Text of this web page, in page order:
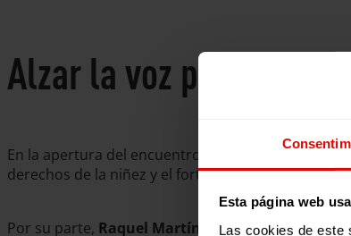
Esta página web
Las cookies de este
Alzar la voz por la
En la apertura del encuentro, Miriam Sandoval,
derechos de la niñez y el fortalecimiento de la red
Por su parte, Raquel Martín
, Directora de